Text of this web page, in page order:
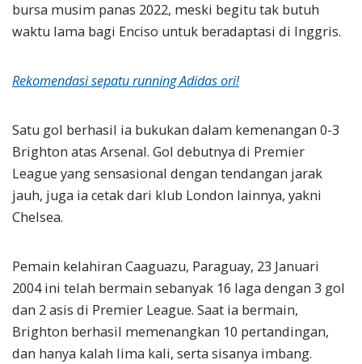
bursa musim panas 2022, meski begitu tak butuh
waktu lama bagi Enciso untuk beradaptasi di Inggris.
Rekomendasi sepatu running Adidas ori!
Satu gol berhasil ia bukukan dalam kemenangan 0-3
Brighton atas Arsenal. Gol debutnya di Premier
League yang sensasional dengan tendangan jarak
jauh, juga ia cetak dari klub London lainnya, yakni
Chelsea.
Pemain kelahiran Caaguazu, Paraguay, 23 Januari
2004 ini telah bermain sebanyak 16 laga dengan 3 gol
dan 2 asis di Premier League. Saat ia bermain,
Brighton berhasil memenangkan 10 pertandingan,
dan hanya kalah lima kali, serta sisanya imbang.